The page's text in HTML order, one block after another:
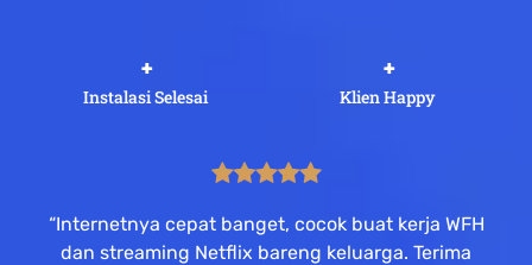
Instalasi Selesai
+
Klien Happy
+
“Internetnya cepat banget, cocok buat kerja WFH
dan streaming Netflix bareng keluarga. Terima